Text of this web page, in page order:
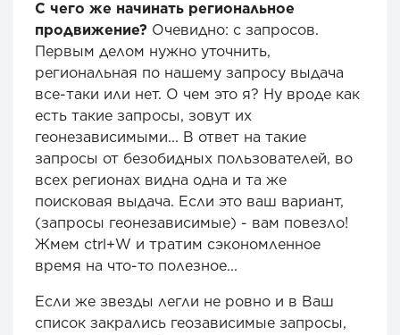
С чего же начинать региональное
продвижение? Очевидно: с запросов.
Первым делом нужно уточнить,
региональная по нашему запросу выдача
все-таки или нет. О чем это я? Ну вроде как
есть такие запросы, зовут их
геонезависимыми... В ответ на такие
запросы от безобидных пользователей, во
всех регионах видна одна и та же
поисковая выдача. Если это ваш вариант,
(запросы геонезависимые) - вам повезло!
Жмем ctrl+W и тратим сэкономленное
время на что-то полезное...
Если же звезды легли не ровно и в Ваш
список закрались геозависимые запросы,